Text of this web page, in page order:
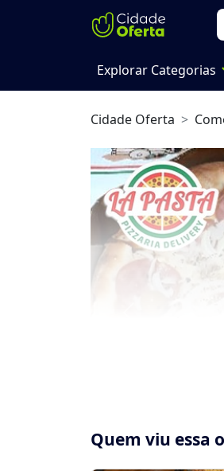
Explorar Categorias
Cidade Oferta
Quem viu essa